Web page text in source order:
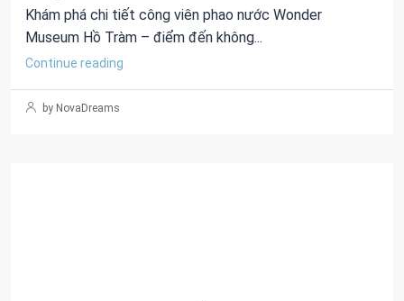
Khám phá chi tiết công viên phao nước Wonder
Museum Hồ Tràm – điểm đến không...
Continue reading
by NovaDreams